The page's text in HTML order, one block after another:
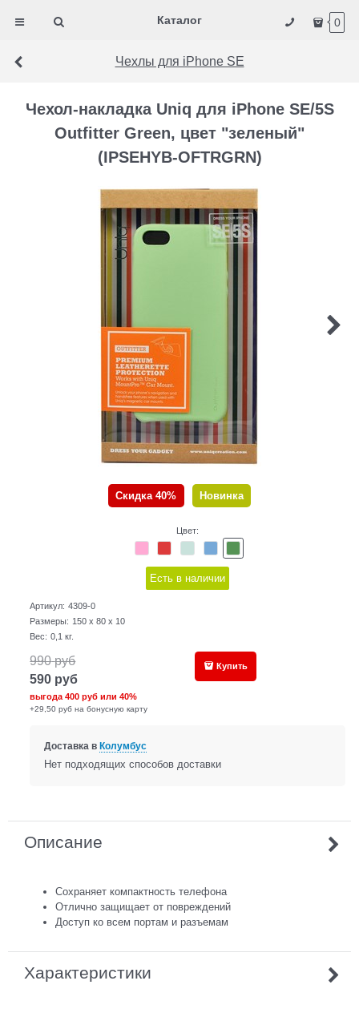
Каталог 0
Чехлы для iPhone SE
Чехол-накладка Uniq для iPhone SE/5S
Outfitter Green, цвет "зеленый"
(IPSEHYB-OFTRGRN)
Скидка 40% Новинка
Цвет:
Есть в наличии
Артикул: 4309-0
Размеры: 150 x 80 x 10
Вес: 0,1 кг.
990 руб
590 руб
выгода400 руб или40%
+29,50 руб на бонусную карту
Купить
Доставка в Колумбус
Нет подходящих способов доставки
Описание
Сохраняет компактность телефона
Отлично защищает от повреждений
Доступ ко всем портам и разъемам
Характеристики